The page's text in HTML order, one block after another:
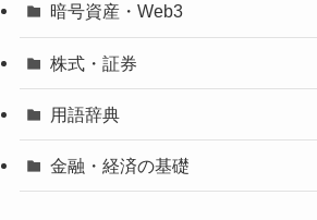
暗号資産・Web3
株式・証券
用語辞典
金融・経済の基礎